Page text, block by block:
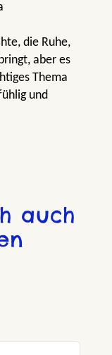
die Ruhe,
aber es
Thema
und
Glauben
auch